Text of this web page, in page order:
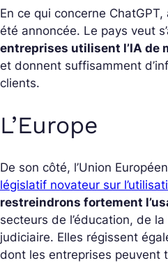
En ce qui concerne ChatGPT,
été annoncée. Le pays veut
entreprises utilisent l’IA de
et donnent suffisamment
clients.
L’Europe
De son côté, l’Union
législatif novateur sur
restreindrons fortement
secteurs de l’éducation, de
judiciaire. Elles régissent
dont les entreprises peuvent